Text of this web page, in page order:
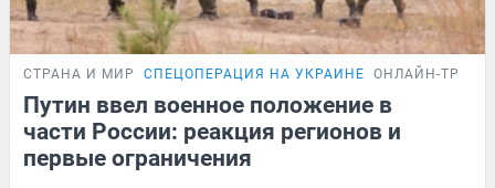
СТРАНА И МИР СПЕЦОПЕРАЦИЯ НА УКРАИНЕ ОНЛАЙН-
Путин ввел военное положение в
части России: реакция регионов и
первые ограничения